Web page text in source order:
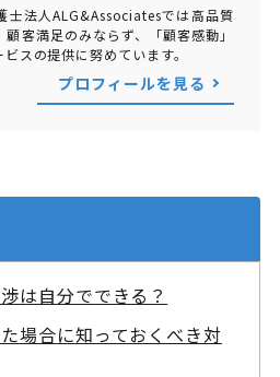
士法人ALG&Associatesでは高品質
客満足のみならず、「顧客感動」
スの提供に努めています。
プロフィールを見る
は自分でできる？
場合に知っておくべき対